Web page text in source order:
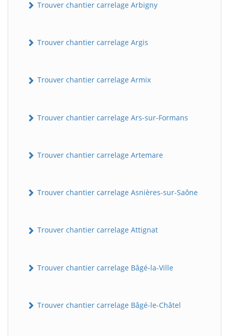
Trouver chantier carrelage Arbigny
Trouver chantier carrelage Argis
Trouver chantier carrelage Armix
Trouver chantier carrelage Ars-sur-Formans
Trouver chantier carrelage Artemare
Trouver chantier carrelage Asnières-sur-Saône
Trouver chantier carrelage Attignat
Trouver chantier carrelage Bâgé-la-Ville
Trouver chantier carrelage Bâgé-le-Châtel